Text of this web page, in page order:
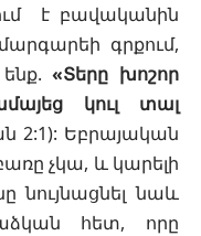
է բավականին
մարգարեի գրքում,
ենք.«Տերը խոշոր
կուլ տալ
2:1): Եբրայական
չկա, և կարելի
նույնացնել նաև
հետ, որը